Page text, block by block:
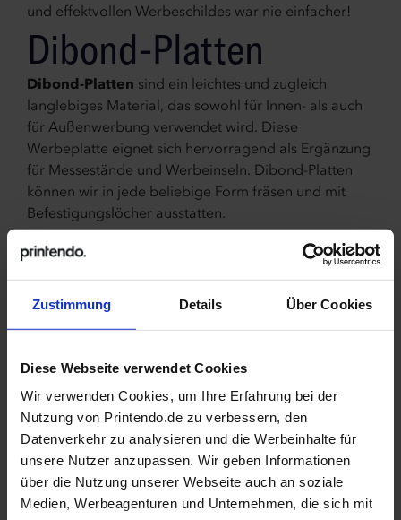
Zustimmung Details Über Cookies
Diese Webseite verwendet Cookies
Wir verwenden Cookies, um Ihre Erfahrung bei der
Nutzung von Printendo.de zu verbessern, den
Datenverkehr zu analysieren und die Werbeinhalte für
unsere Nutzer anzupassen. Wir geben Informationen
über die Nutzung unserer Webseite auch an soziale
Medien, Werbeagenturen und Unternehmen, die sich mit
und effektvollen Werbeschildes war nie einfacher!
Dibond-Platten
Dibond-Platten sind ein leichtes und zugleich
langlebiges Material, das sowohl für Innen- als auch
für Außenwerbung verwendet wird. Diese
Werbeplatte eignet sich hervorragend als Ergänzung
für Messestände und Werbeinseln. Dibond-Platten
können wir in jede beliebige Form fräsen und mit
Befestigungslöcher ausstatten.
Dibond-Verbundplatten
verbinden die Leichtigkeit
Platte ist beidseitig matt und 2 mm stark. Ihr
für jede Farbe und Form bereit ist. Das sind
Hips-Platten
Hips-Platten sind weiße Polystyrolplatten mit 1 mm
Stärke – ideal sowohl für Innen- als auch
Außenpräsentation. Die Vorderseite ist glänzend, die